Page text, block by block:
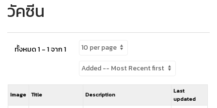
วัคซีน
ทั้งหมด 1 - 1 จาก 1
Image Title Description
Last
updated